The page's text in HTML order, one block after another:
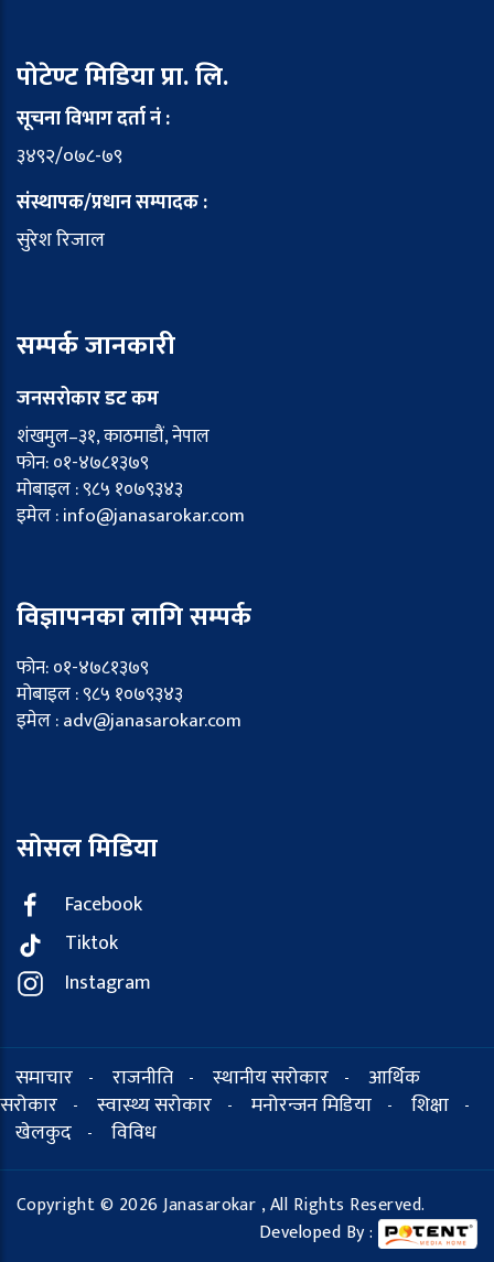
पोटेण्ट मिडिया प्रा. लि.
सूचना विभाग दर्ता नं :
३४९२/०७८-७९
संस्थापक/प्रधान सम्पादक :
सुरेश रिजाल
सम्पर्क जानकारी
जनसरोकार डट कम
शंखमुल–३१, काठमाडौं, नेपाल
फोन: ०१-४७८१३७९
मोबाइल : ९८५ १०७९३४३
इमेल : info@janasarokar.com
विज्ञापनका लागि सम्पर्क
फोन: ०१-४७८१३७९
मोबाइल : ९८५ १०७९३४३
इमेल : adv@janasarokar.com
सोसल मिडिया
Facebook
Tiktok
Instagram
समाचार - राजनीति - स्थानीय सरोकार -
आर्थिक
सरोकार
- स्वास्थ्य सरोकार - मनोरन्जन मिडिया - शिक्षा -
खेलकुद - विविध
Copyright © 2026 Janasarokar , All Rights Reserved.
Developed By :